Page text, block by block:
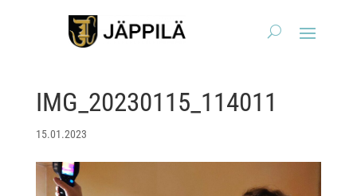
IMG_20230115_114011
15.01.2023